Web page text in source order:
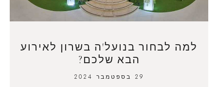
למה לבחור בנועל'ה בשרון לאירוע
הבא שלכם?
29 בספטמבר 2024